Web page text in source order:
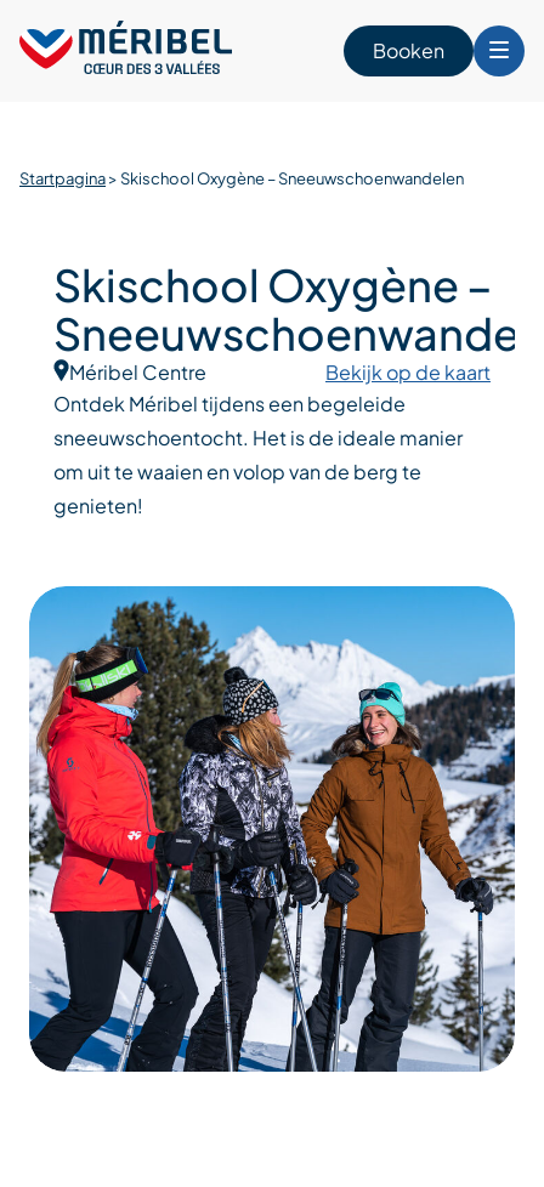
content
Booken
Startpagina>Skischool Oxygène – Sneeuwschoenwandelen
Skischool Oxygène –
Méribel Centre
Bekijk op de kaart
Ontdek Méribel tijdens een begeleide
sneeuwschoentocht. Het is de ideale manier
om uit te waaien en volop van de berg te
genieten!